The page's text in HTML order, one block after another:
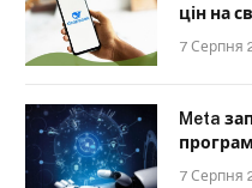
цін на
7 Серпня
Meta
7 Серпня